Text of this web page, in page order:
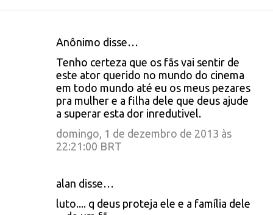
Anônimo disse…
Tenho certeza que os fãs vai sentir de
este ator querido no mundo do cinema
em todo mundo até eu os meus pezares
pra mulher e a filha dele que deus ajude
a superar esta dor inredutivel.
domingo, 1 de dezembro de 2013 às
22:21:00 BRT
alan disse…
luto.... q deus proteja ele e a família dele